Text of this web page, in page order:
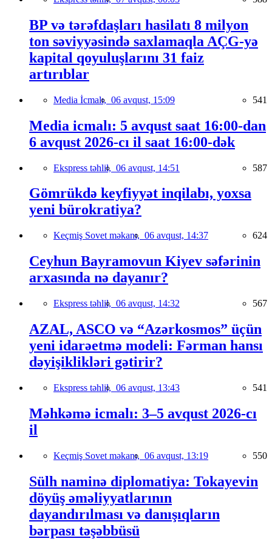
BP və tərəfdaşları hasilatı 8 milyon
ton səviyyəsində saxlamaqla AÇG-yə
kapital qoyuluşlarını 31 faiz
artırıblar
Media İcmalı, 06 avqust, 15:09 541
Media icmalı: 5 avqust saat 16:00-dan
6 avqust 2026-cı il saat 16:00-dək
Ekspress təhlil, 06 avqust, 14:51 587
Gömrükdə keyfiyyət inqilabı, yoxsa
yeni bürokratiya?
Keçmiş Sovet məkanı, 06 avqust, 14:37 624
Ceyhun Bayramovun Kiyev səfərinin
arxasında nə dayanır?
Ekspress təhlil, 06 avqust, 14:32 567
AZAL, ASCO və “Azərkosmos” üçün
yeni idarəetmə modeli: Fərman hansı
dəyişiklikləri gətirir?
Ekspress təhlil, 06 avqust, 13:43 541
Məhkəmə icmalı: 3–5 avqust 2026-cı
il
Keçmiş Sovet məkanı, 06 avqust, 13:19 550
Sülh naminə diplomatiya: Tokayevin
döyüş əməliyyatlarının
dayandırılması və danışıqların
bərpası təşəbbüsü